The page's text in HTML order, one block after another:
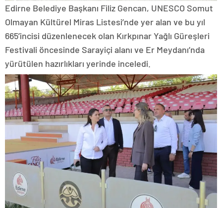
Edirne Belediye Başkanı Filiz Gencan, UNESCO Somut
Olmayan Kültürel Miras Listesi’nde yer alan ve bu yıl
665’incisi düzenlenecek olan Kırkpınar Yağlı Güreşleri
Festivali öncesinde Sarayiçi alanı ve Er Meydanı’nda
yürütülen hazırlıkları yerinde inceledi.